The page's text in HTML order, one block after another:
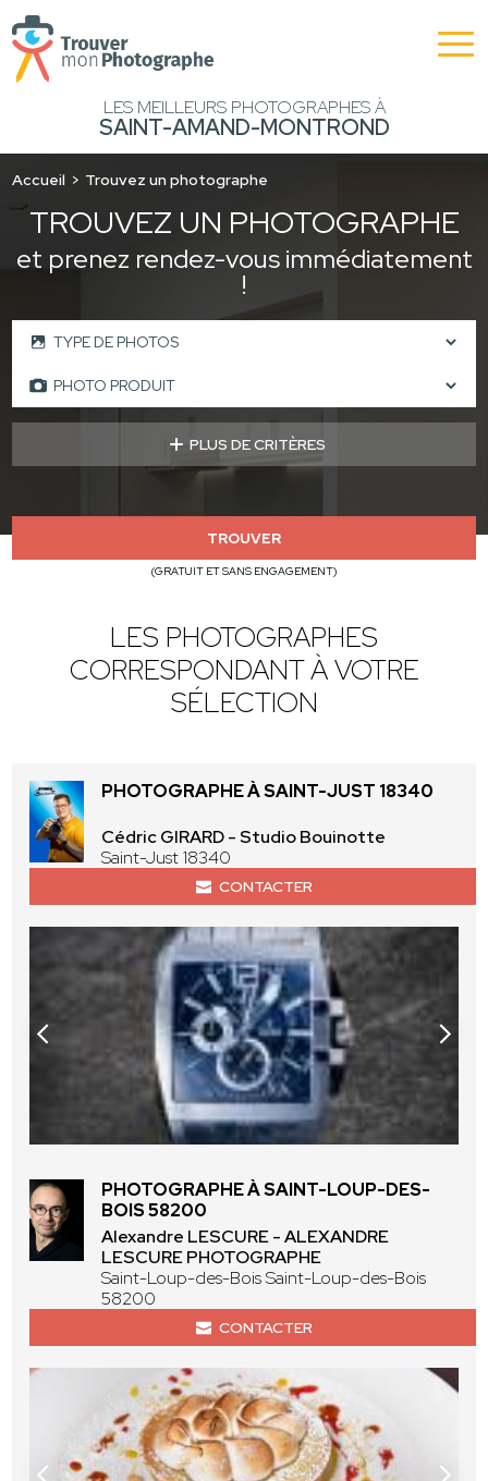
LES MEILLEURS PHOTOGRAPHES À
SAINT-AMAND-MONTROND
Accueil Trouvez un photographe
TROUVEZ UN PHOTOGRAPHE
et prenez rendez-vous immédiatement
!
PLUS DE CRITÈRES
TROUVER
(GRATUIT ET SANS ENGAGEMENT)
LES PHOTOGRAPHES
CORRESPONDANT À VOTRE
SÉLECTION
PHOTOGRAPHE À SAINT-JUST 18340
Cédric GIRARD - Studio Bouinotte
Saint-Just 18340
CONTACTER
PHOTOGRAPHE À SAINT-LOUP-DES-
BOIS 58200
Alexandre LESCURE - ALEXANDRE
LESCURE PHOTOGRAPHE
Saint-Loup-des-Bois Saint-Loup-des-Bois
58200
CONTACTER